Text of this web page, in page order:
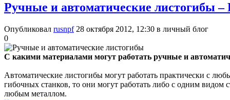
Ручные и автоматические листогибы
Опубликовал rusnpf 28 октября 2012, 12:30 в личный блог
0
С какими материалами могут работать ручные и
Автоматические листогибы могут работать практически с
гибочных станков, то они могут работать либо с одним видом
любым металлом.